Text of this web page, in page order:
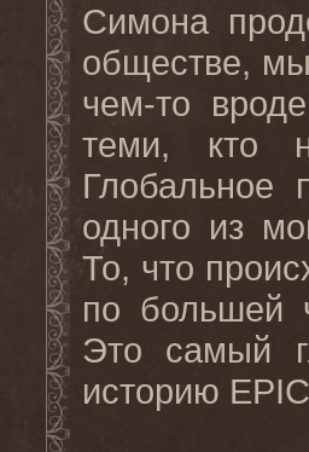
Симона
обществе,
чем-то
теми, кто
Глобальное
одного из
То, что
по большей
Это
самый
историю